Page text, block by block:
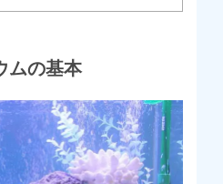
ムの基本